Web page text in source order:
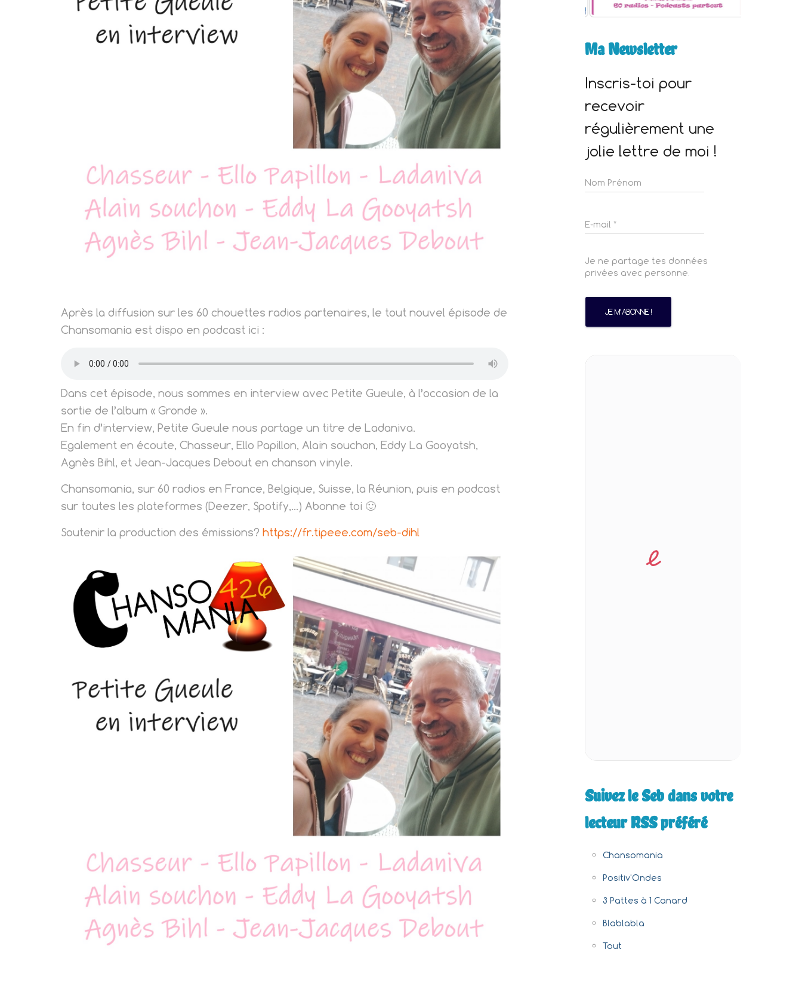
Après la diffusion sur les 60 chouettes radios partenaires, le tout nouvel épisode de
Chansomania est dispo en podcast ici :
Dans cet épisode, nous sommes en interview avec Petite Gueule, à l’occasion de la
sortie de l’album « Gronde ».
En fin d’interview, Petite Gueule nous partage un titre de Ladaniva.
Egalement en écoute, Chasseur, Ello Papillon, Alain souchon, Eddy La Gooyatsh,
Agnès Bihl, et Jean-Jacques Debout en chanson vinyle.
Chansomania, sur 60 radios en France, Belgique, Suisse, la Réunion, puis en podcast
sur toutes les plateformes (Deezer, Spotify,…) Abonne toi 🙂
Soutenir la production des émissions? https://fr.tipeee.com/seb-dihl
Ma Newsletter
Inscris-toi pour
recevoir
régulièrement une
jolie lettre de moi !
Je ne partage tes données
privées avec personne.
Suivez le Seb dans votre
lecteur RSS préféré
Chansomania
Positiv'Ondes
3 Pattes à 1 Canard
Blablabla
Tout